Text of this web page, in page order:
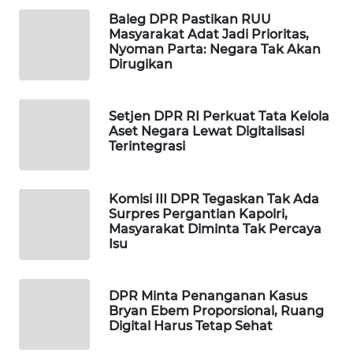
Baleg DPR Pastikan RUU
Masyarakat Adat Jadi Prioritas,
Nyoman Parta: Negara Tak Akan
Dirugikan
Setjen DPR RI Perkuat Tata Kelola
Aset Negara Lewat Digitalisasi
Terintegrasi
Komisi III DPR Tegaskan Tak Ada
Surpres Pergantian Kapolri,
Masyarakat Diminta Tak Percaya
Isu
DPR Minta Penanganan Kasus
Bryan Ebem Proporsional, Ruang
Digital Harus Tetap Sehat
SIDIKALANG
METRO
KRT